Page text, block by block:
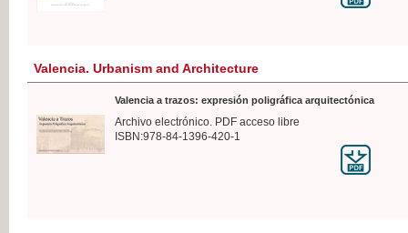
Valencia. Urbanism and Architecture
Valencia a trazos: expresión poligráfica arquitectónica
Archivo electrónico. PDF acceso libre
ISBN:978-84-1396-420-1